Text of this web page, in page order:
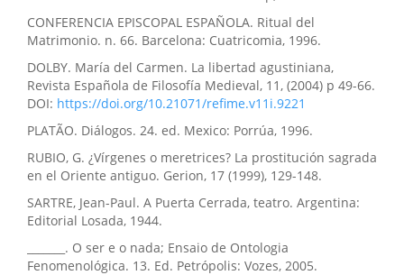
CONFERENCIA EPISCOPAL ESPAÑOLA. Ritual del
Matrimonio. n. 66. Barcelona: Cuatricomia, 1996.
DOLBY. María del Carmen. La libertad agustiniana,
Revista Española de Filosofía Medieval, 11, (2004) p 49-66.
DOI: https://doi.org/10.21071/refime.v11i.9221
PLATÃO. Diálogos. 24. ed. Mexico: Porrúa, 1996.
RUBIO, G. ¿Vírgenes o meretrices? La prostitución sagrada
en el Oriente antiguo. Gerion, 17 (1999), 129-148.
SARTRE, Jean-Paul. A Puerta Cerrada, teatro. Argentina:
Editorial Losada, 1944.
_______. O ser e o nada; Ensaio de Ontologia
Fenomenológica. 13. Ed. Petrópolis: Vozes, 2005.